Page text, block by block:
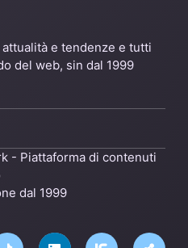
e tendenze e tutti
del web, sin dal 1999
- Piattaforma di contenuti
dal 1999